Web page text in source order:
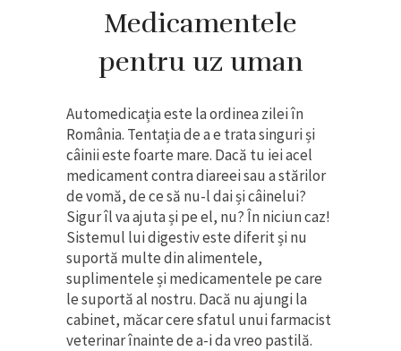
Medicamentele
pentru uz uman
Automedicația este la ordinea zilei în
România. Tentația de a e trata singuri și
câinii este foarte mare. Dacă tu iei acel
medicament contra diareei sau a stărilor
de vomă, de ce să nu-l dai și câinelui?
Sigur îl va ajuta și pe el, nu? În niciun caz!
Sistemul lui digestiv este diferit și nu
suportă multe din alimentele,
suplimentele și medicamentele pe care
le suportă al nostru. Dacă nu ajungi la
cabinet, măcar cere sfatul unui farmacist
veterinar înainte de a-i da vreo pastilă.